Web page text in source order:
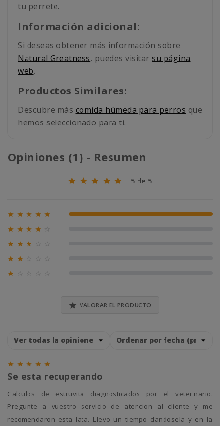
tu perrete.
Información adicional:
Si deseas obtener más información sobre
Natural Greatness, puedes visitar su página
web.
Productos Similares:
Descubre más comida húmeda para perros que
hemos seleccionado para ti.
Opiniones (1) - Resumen
5 de 5
     100% (1)
   
  
 

 VALORAR EL PRODUCTO
    
Se esta recuperando
Calculos de estruvita diagnosticados por el veterinario.
Pregunte a vuestro servicio de atencion al cliente y me
recomendaron esta lata. Llevo un tiempo dandosela y en la